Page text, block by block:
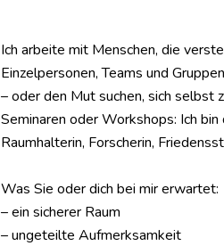
Ich arbeite mit Menschen, die
Einzelpersonen, Teams und
– oder den Mut suchen, sich selbst
Seminaren oder Workshops: Ich
Raumhalterin, Forscherin,
Was Sie oder dich bei mir erwartet:
– ein sicherer Raum
– ungeteilte Aufmerksamkeit